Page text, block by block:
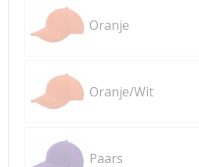
Oranje
Oranje/Wit
Paars